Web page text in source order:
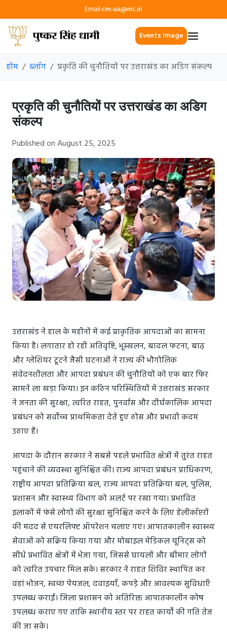
Email:cm-ua@nic.in
Events Image
होम ब्लॉग प्रकृति की चुनौतियों पर उत्तराखंड का अडिग संकल्प
प्रकृति की चुनौतियों पर उत्तराखंड का अडिग
संकल्प
Published on August 25, 2025
उत्तराखंड ने हाल के महीनों में कई प्राकृतिक आपदाओं का सामना
किया है। लगातार हो रही अतिवृष्टि, भूस्खलन, बादल फटना, बाढ़
और ग्लेशियर टूटने जैसी घटनाओं ने राज्य की भौगोलिक
संवेदनशीलता और आपदा प्रबंधन की चुनौतियों को एक बार फिर
सामने ला खड़ा किया। इन कठिन परिस्थितियों में उत्तराखंड सरकार
ने जनता की सुरक्षा, त्वरित राहत, पुनर्वास और दीर्घकालिक आपदा
प्रबंधन को सर्वोच्च प्राथमिकता देते हुए ठोस और प्रभावी कदम
उठाए हैं।
आपदा के दौरान सरकार ने सबसे पहले प्रभावित क्षेत्रों में तुरंत राहत
पहुंचाने की व्यवस्था सुनिश्चित की। राज्य आपदा प्रबंधन प्राधिकरण,
राष्ट्रीय आपदा प्रतिक्रिया बल, राज्य आपदा प्रतिक्रिया बल, पुलिस,
प्रशासन और स्वास्थ्य विभाग को अलर्ट पर रखा गया। प्रभावित
इलाकों में फंसे लोगों की सुरक्षा सुनिश्चित करने के लिए हेलीकॉप्टरों
की मदद से एयरलिफ्ट ऑपरेशन चलाए गए। आपातकालीन स्वास्थ्य
सेवाओं को सक्रिय किया गया और मोबाइल मेडिकल यूनिट्स को
सीधे प्रभावित क्षेत्रों में भेजा गया, जिससे घायलों और बीमार लोगों
को त्वरित उपचार मिल सके। सरकार ने राहत शिविर स्थापित कर
वहां भोजन, स्वच्छ पेयजल, दवाइयाँ, कपड़े और आवश्यक सुविधाएँ
उपलब्ध कराईं। जिला प्रशासन को अतिरिक्त आपातकालीन कोष
उपलब्ध कराए गए ताकि स्थानीय स्तर पर राहत कार्यों की गति तेज
की जा सके।